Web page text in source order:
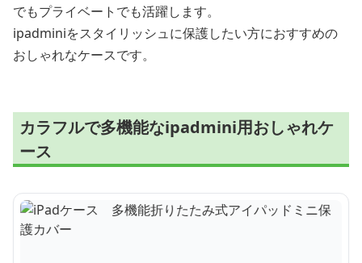
でもプライベートでも活躍します。
ipadminiをスタイリッシュに保護したい方におすすめの
おしゃれなケースです。
カラフルで多機能なipadmini用おしゃれケ
ース